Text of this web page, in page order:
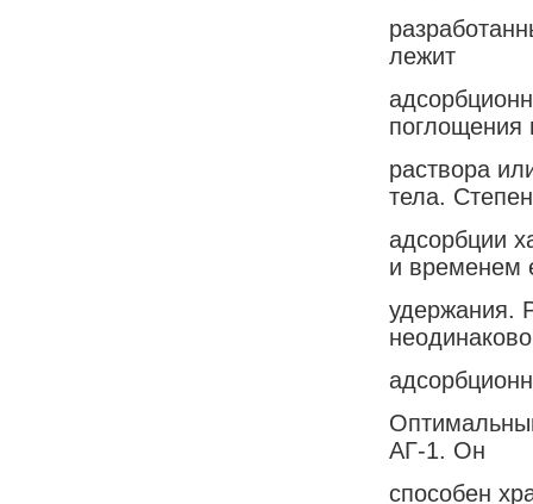
лежит
поглощения
раствора
тела.
адсорбции
и временем
удержания.
АГ-1. Он
способен